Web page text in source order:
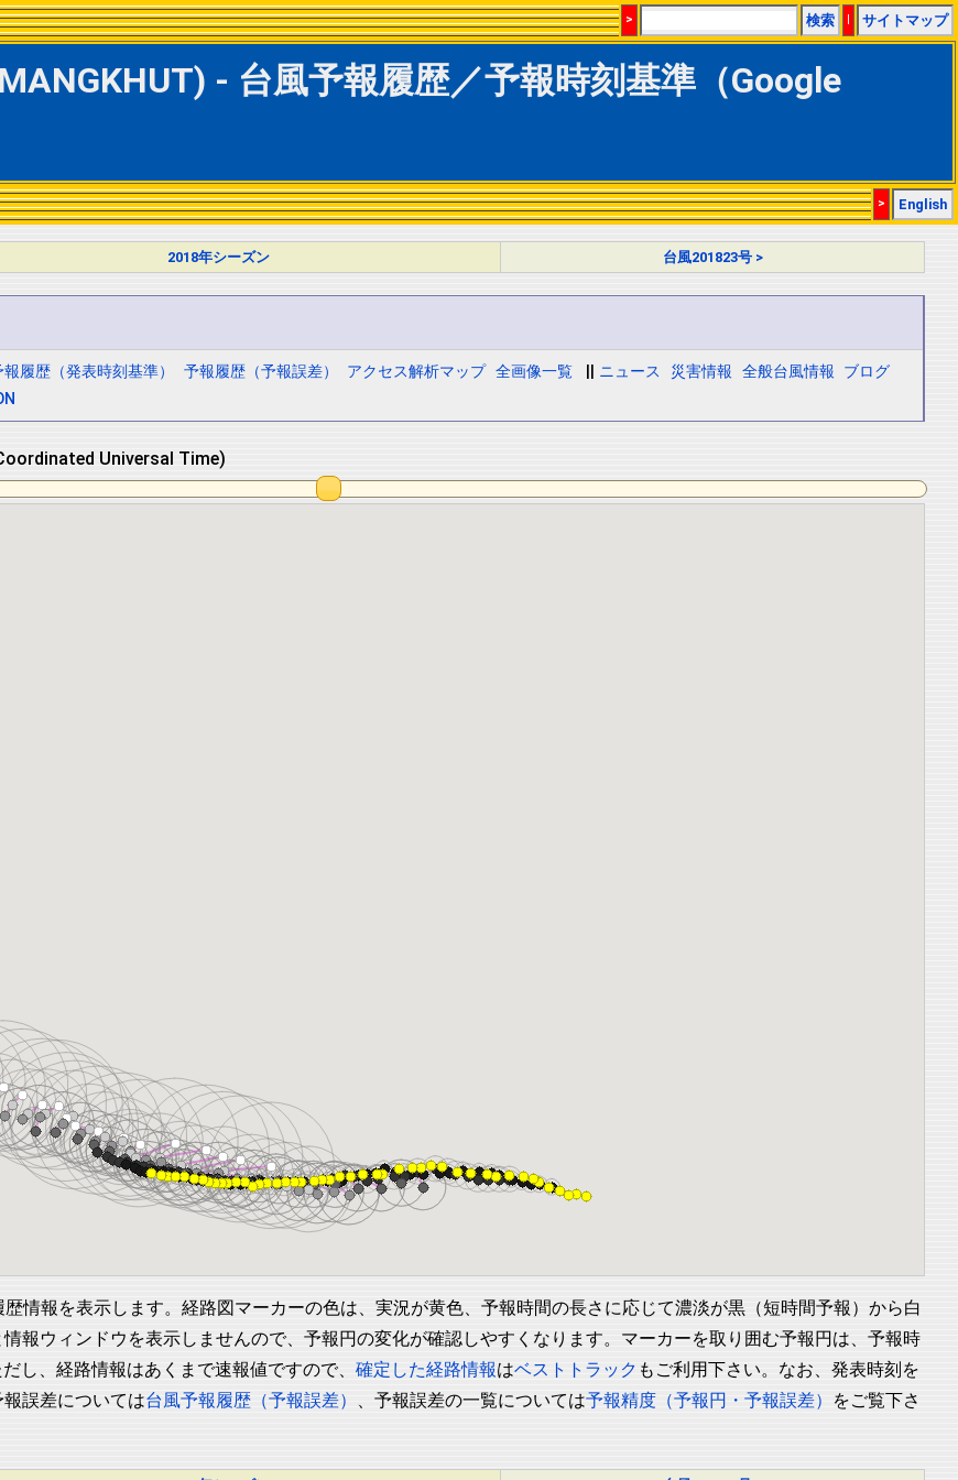
> 検索 | サイトマップ
- 台風予報履歴／予報時刻基準（Google
> English
2018年シーズン 台風201823号 >
報履歴（発表時刻基準） 予報履歴（予報誤差） アクセス解析マップ 全画像一覧 ニュース 災害情報 全般台風情報 ブログ
Universal Time)
歴情報を表示します。経路図マーカーの色は、実況が黄色、予報時間の長さに応じて濃淡が黒（短時間予報）から白
報ウィンドウを表示しませんので、予報円の変化が確認しやすくなります。マーカーを取り囲む予報円は、予報時
し、経路情報はあくまで速報値ですので、 確定した経路情報はベストトラック もご利用下さい。なお、発表時刻を
報誤差については台風予報履歴（予報誤差） 、予報誤差の一覧については予報精度（予報円・予報誤差）
をご覧下さ